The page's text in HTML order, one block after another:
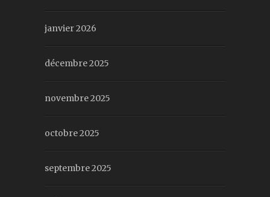
janvier 2026
décembre 2025
novembre 2025
octobre 2025
septembre 2025